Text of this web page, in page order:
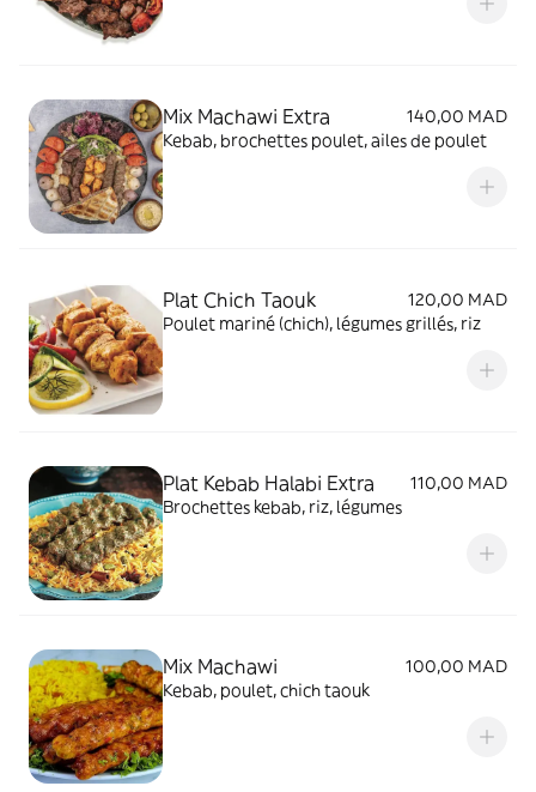
Mix Machawi Extra
140,00 MAD
Kebab, brochettes poulet, ailes de poulet
Plat Chich Taouk
120,00 MAD
Poulet mariné (chich), légumes grillés, riz
Plat Kebab Halabi Extra
110,00 MAD
Brochettes kebab, riz, légumes
Mix Machawi
100,00 MAD
Kebab, poulet, chich taouk